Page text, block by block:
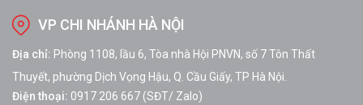
VP CHI NHÁNH HÀ NỘI
Địa chỉ: Phòng 1108, lầu 6, Tòa nhà Hội PNVN, số 7 Tôn Thất
Thuyết, phường Dịch Vọng Hậu, Q. Cầu Giấy, TP Hà Nội.
Điện thoại: 0917 206 667 (SĐT/ Zalo)